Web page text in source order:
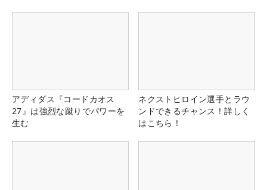
アディダス『コードカオス
27』は強烈な蹴りでパワーを
生む
ネクストヒロイン選手とラウ
ンドできるチャンス！詳しく
はこちら！